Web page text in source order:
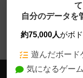
スタッフ
最新のお知らせ
て
自分のデータを
約75,000人がボ
遊んだボード
気になるゲー